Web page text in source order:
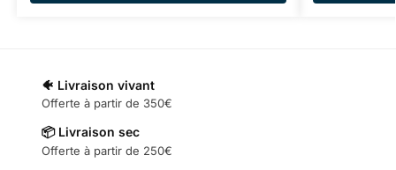
🐠 Livraison vivant
Offerte à partir de 350€
📦 Livraison sec
Offerte à partir de 250€